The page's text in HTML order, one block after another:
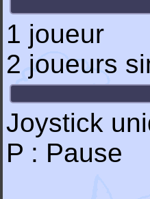
1 joueur
2 joueurs
Joystick
P : Pause